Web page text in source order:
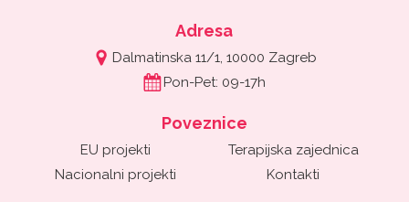
Adresa
Dalmatinska 11/1, 10000 Zagreb
Pon-Pet: 09-17h
Poveznice
EU projekti
Nacionalni projekti
Terapijska zajednica
Kontakti